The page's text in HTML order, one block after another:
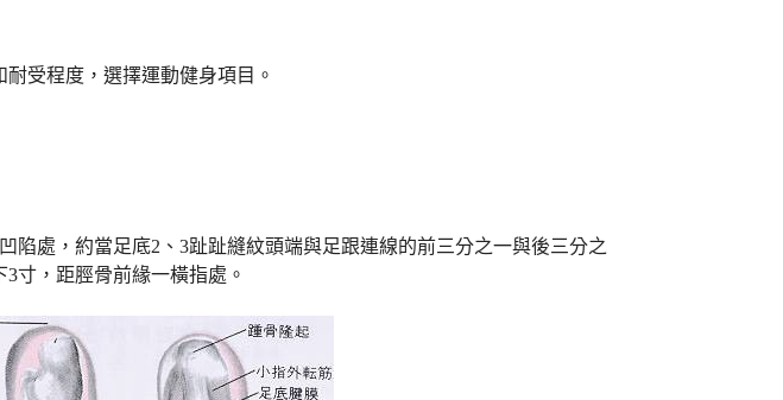
受程度，選擇運動健身項目。
陷處，約當足底2、3趾趾縫紋頭端與足跟連線的前三分之一與後三分之
寸，距脛骨前緣一橫指處。